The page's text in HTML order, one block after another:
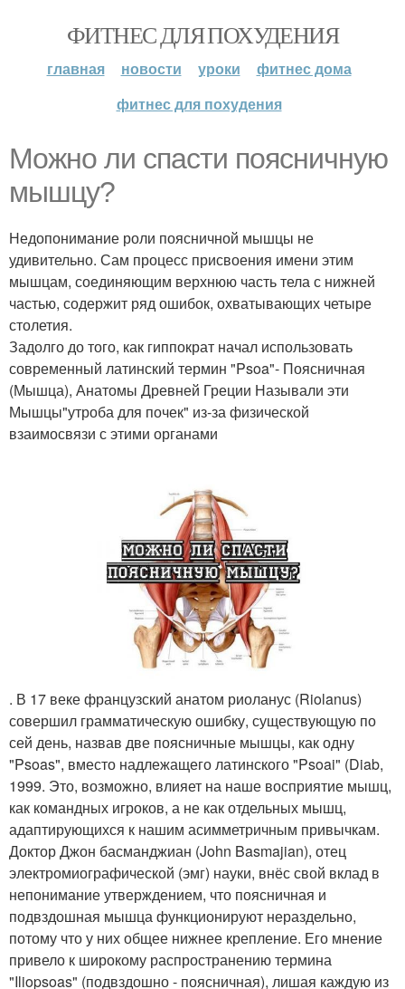
ФИТНЕС ДЛЯ ПОХУДЕНИЯ
главная новости уроки
фитнес дома
фитнес для похудения
Можно ли спасти поясничную
мышцу?
Недопонимание роли поясничной мышцы не
удивительно. Сам процесс присвоения имени этим
мышцам, соединяющим верхнюю часть тела с нижней
частью, содержит ряд ошибок, охватывающих четыре
столетия.
Задолго до того, как гиппократ начал использовать
современный латинский термин "Psoa"- Поясничная
(Мышца), Анатомы Древней Греции Называли эти
Мышцы"утроба для почек" из-за физической
взаимосвязи с этими органами
. В 17 веке французский анатом риоланус (Riolanus)
совершил грамматическую ошибку, существующую по
сей день, назвав две поясничные мышцы, как одну
"Psoas", вместо надлежащего латинского "Psoai" (Diab,
1999. Это, возможно, влияет на наше восприятие мышц,
как командных игроков, а не как отдельных мышц,
адаптирующихся к нашим асимметричным привычкам.
Доктор Джон басманджиан (John Basmajian), отец
электромиографической (эмг) науки, внёс свой вклад в
непонимание утверждением, что поясничная и
подвздошная мышца функционируют нераздельно,
потому что у них общее нижнее крепление. Его мнение
привело к широкому распространению термина
"Iliopsoas" (подвздошно - поясничная), лишая каждую из